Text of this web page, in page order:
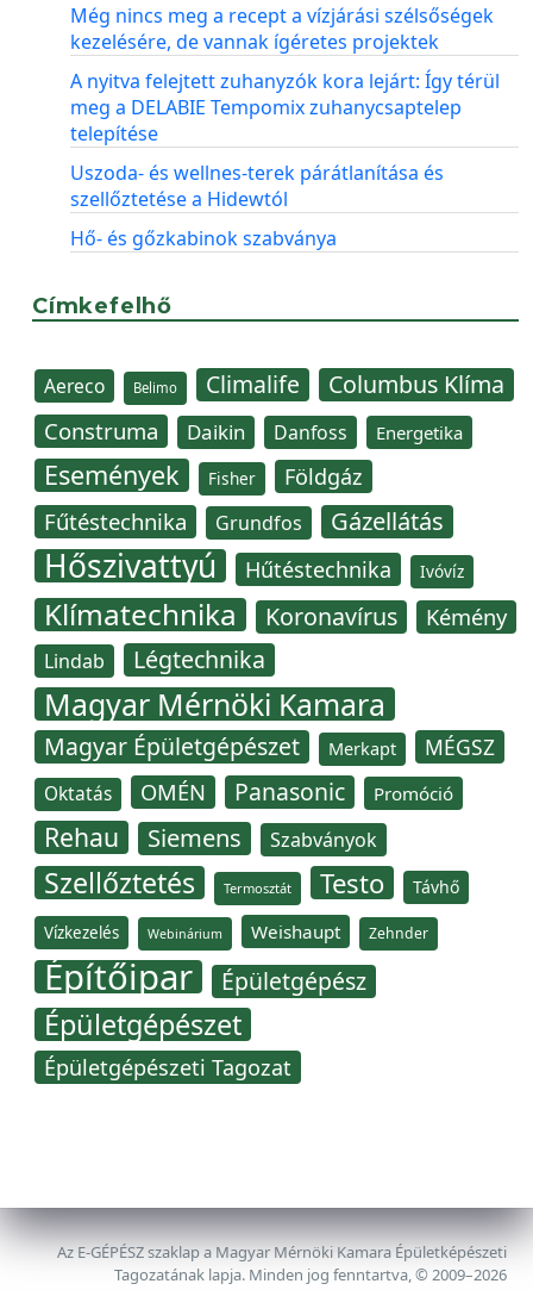
Még nincs meg a recept a vízjárási szélsőségek
kezelésére, de vannak ígéretes projektek
A nyitva felejtett zuhanyzók kora lejárt: Így térül
meg a DELABIE Tempomix zuhanycsaptelep
telepítése
Uszoda- és wellnes-terek párátlanítása és
szellőztetése a Hidewtól
Hő- és gőzkabinok szabványa
Címkefelhő
Aereco Belimo Climalife Columbus Klíma
Construma Daikin Danfoss Energetika
Események Fisher Földgáz
Fűtéstechnika Grundfos Gázellátás
Hőszivattyú Hűtéstechnika Ivóvíz
Klímatechnika Koronavírus Kémény
Lindab Légtechnika
Magyar Mérnöki Kamara
Magyar Épületgépészet Merkapt MÉGSZ
Oktatás OMÉN Panasonic Promóció
Rehau Siemens Szabványok
Szellőztetés Termosztát Testo Távhő
Vízkezelés Webinárium Weishaupt Zehnder
Építőipar Épületgépész
Épületgépészet
Épületgépészeti Tagozat
Az E-GÉPÉSZ szaklap a Magyar Mérnöki Kamara Épületképészeti
Tagozatának lapja. Minden jog fenntartva, © 2009–2026